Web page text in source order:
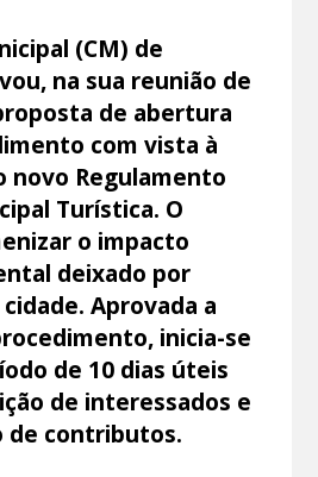
(CM) de
na sua reunião de
de abertura
com vista à
novo Regulamento
Turística. O
o impacto
deixado por
Aprovada a
inicia-se
de 10 dias úteis
de interessados e
de contributos.